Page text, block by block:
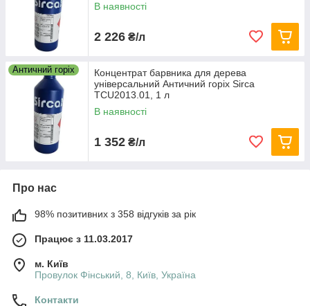
В наявності
2 226 ₴/л
Античний горіх
Концентрат барвника для дерева
універсальний Античний горіх Sirca
TCU2013.01, 1 л
В наявності
1 352 ₴/л
Про нас
98% позитивних з 358 відгуків за рік
Працює з 11.03.2017
м. Київ
Провулок Фінський, 8, Київ, Україна
Контакти